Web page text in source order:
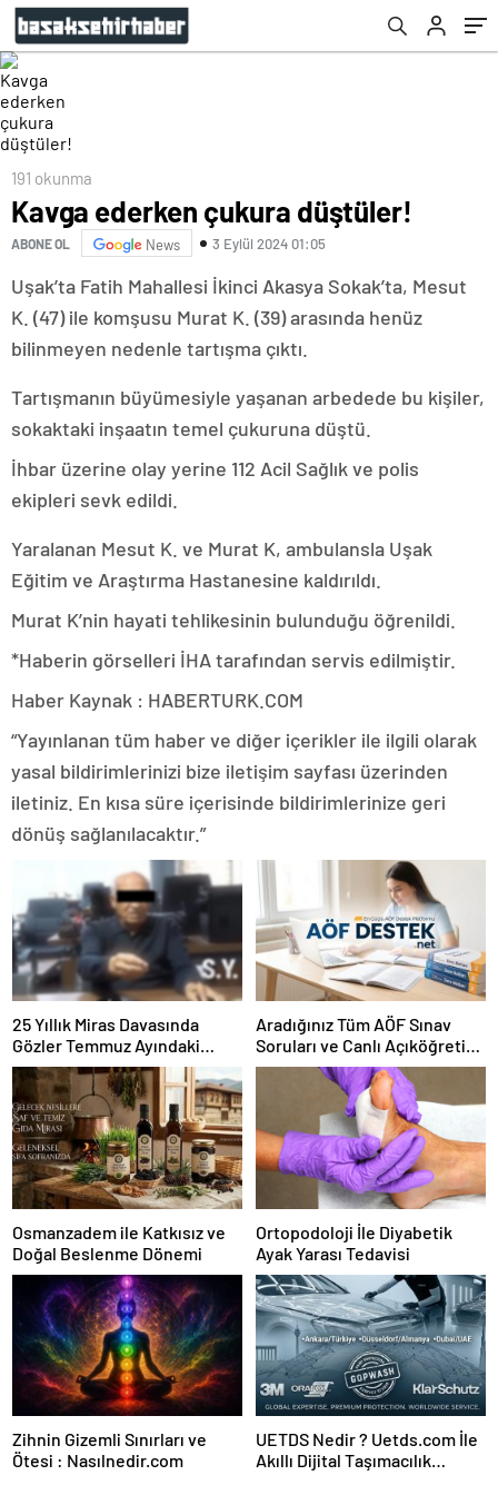
191 okunma
Kavga ederken çukura düştüler!
ABONE OL News 3 Eylül 2024 01:05
Uşak’ta Fatih Mahallesi İkinci Akasya Sokak’ta, Mesut
K. (47) ile komşusu Murat K. (39) arasında henüz
bilinmeyen nedenle tartışma çıktı.
Tartışmanın büyümesiyle yaşanan arbedede bu kişiler,
sokaktaki inşaatın temel çukuruna düştü.
İhbar üzerine olay yerine 112 Acil Sağlık ve polis
ekipleri sevk edildi.
Yaralanan Mesut K. ve Murat K, ambulansla Uşak
Eğitim ve Araştırma Hastanesine kaldırıldı.
Murat K’nin hayati tehlikesinin bulunduğu öğrenildi.
*Haberin görselleri İHA tarafından servis edilmiştir.
Haber Kaynak : HABERTURK.COM
“Yayınlanan tüm haber ve diğer içerikler ile ilgili olarak
yasal bildirimlerinizi bize iletişim sayfası üzerinden
iletiniz. En kısa süre içerisinde bildirimlerinize geri
dönüş sağlanılacaktır.”
25 Yıllık Miras Davasında
Gözler Temmuz Ayındaki
Karar Duruşmasına Çevrildi
Aradığınız Tüm AÖF Sınav
Soruları ve Canlı Açıköğretim
Forumu Burada
Osmanzadem ile Katkısız ve
Doğal Beslenme Dönemi
Ortopodoloji İle Diyabetik
Ayak Yarası Tedavisi
Zihnin Gizemli Sınırları ve
Ötesi : Nasılnedir.com
UETDS Nedir ? Uetds.com İle
Akıllı Dijital Taşımacılık